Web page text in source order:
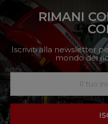
RIMANI
Iscriviti alla newsletter
mondo dei